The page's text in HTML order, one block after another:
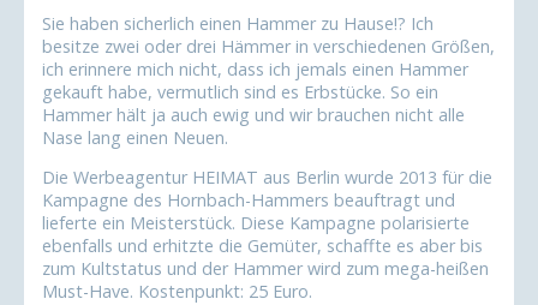
Sie haben sicherlich einen Hammer zu Hause!? Ich
besitze zwei oder drei Hämmer in verschiedenen Größen,
ich erinnere mich nicht, dass ich jemals einen Hammer
gekauft habe, vermutlich sind es Erbstücke. So ein
Hammer hält ja auch ewig und wir brauchen nicht alle
Nase lang einen Neuen.
Die Werbeagentur HEIMAT aus Berlin wurde 2013 für die
Kampagne des Hornbach-Hammers beauftragt und
lieferte ein Meisterstück. Diese Kampagne polarisierte
ebenfalls und erhitzte die Gemüter, schaffte es aber bis
zum Kultstatus und der Hammer wird zum mega-heißen
Must-Have. Kostenpunkt: 25 Euro.